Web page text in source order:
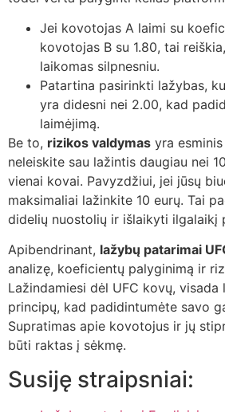
Jei kovotojas A laimi su
kovotojas B su 1.80, tai
laikomas silpnesniu.
Patartina pasirinkti lažybas,
yra didesni nei 2.00, kad
laimėjimą.
Be to, rizikos valdymas yra
neleiskite sau lažintis daugiau nei
vienai kovai. Pavyzdžiui, jei jūsų
maksimaliai lažinkite 10 eurų. Tai
didelių nuostolių ir išlaikyti ilgalaikį
Apibendrinant, lažybų patarimai
analizę, koeficientų palyginimą ir
Lažindamiesi dėl UFC kovų, visada
principų, kad padidintumėte savo
Supratimas apie kovotojus ir jų
būti raktas į sėkmę.
Susiję straipsniai: